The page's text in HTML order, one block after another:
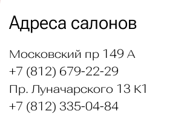
Адреса салонов
Московский пр 149 А
+7 (812) 679-22-29
Пр. Луначарского 13 К1
+7 (812) 335-04-84